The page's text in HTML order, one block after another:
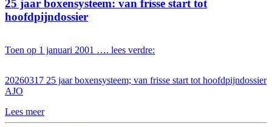
25 jaar boxensysteem: van frisse start tot
hoofdpijndossier
Toen op 1 januari 2001 …. lees verdre:
20260317 25 jaar boxensysteem; van frisse start tot hoofdpijndossier
AJO
Lees meer